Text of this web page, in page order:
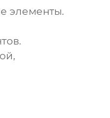
элементы.